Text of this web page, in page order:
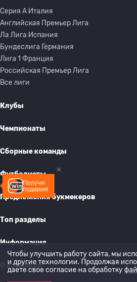
Получи
подарок!
Серия A Италия
Английская Премьер Лига
Ла Лига Испания
Бундеслига Германия
Лига 1 Франция
Российская Премьер Лига
Все лиги
Клубы
Чемпионаты
Сборные команды
Футболисты
Предложения букмекеров
Топ разделы
Информация
О компании
Чтобы улучшить работу сайта, мы
и другие технологии. Продолжая
даете свое согласие на обработку